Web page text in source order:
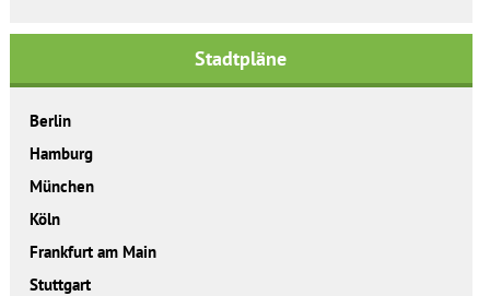
Stadtpläne
Berlin
Hamburg
München
Köln
Frankfurt am Main
Stuttgart